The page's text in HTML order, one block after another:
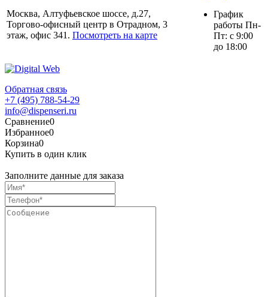
Москва, Алтуфьевское шоссе, д.27,
Торгово-офисный центр в Отрадном, 3
этаж, офис 341. Посмотреть на карте
График
работы Пн-
Пт: с 9:00
до 18:00
Обратная связь
+7 (495) 788-54-29
info@dispenseri.ru
Сравнение0
Избранное0
Корзина0
Купить в один клик
Заполните данные для заказа